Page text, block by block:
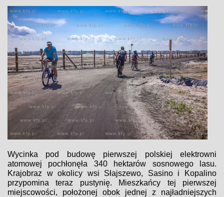
Wycinka pod budowę pierwszej polskiej elektrowni
atomowej pochłonęła 340 hektarów sosnowego lasu.
Krajobraz w okolicy wsi Słajszewo, Sasino i Kopalino
przypomina teraz pustynię. Mieszkańcy tej pierwszej
miejscowości, położonej obok jednej z najładniejszych